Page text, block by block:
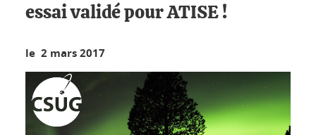
essai validé pour ATISE !
le 2 mars 2017